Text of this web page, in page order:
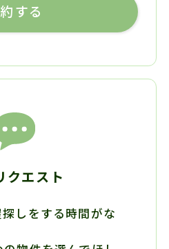
する
クエスト
しをする時間がな